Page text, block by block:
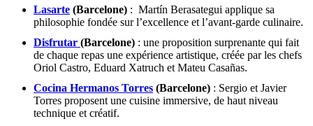
Lasarte (Barcelone) : Martín Berasategui applique sa
philosophie fondée sur l’excellence et l’avant-garde culinaire.
Disfrutar (Barcelone) : une proposition surprenante qui fait
de chaque repas une expérience artistique, créée par les chefs
Oriol Castro, Eduard Xatruch et Mateu Casañas.
Cocina Hermanos Torres (Barcelone) : Sergio et Javier
Torres proposent une cuisine immersive, de haut niveau
technique et créatif.